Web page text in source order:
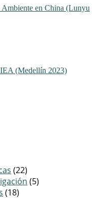
en China (Lunyu
(Medellín 2023)
(22)
(5)
(18)